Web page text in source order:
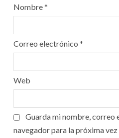
Nombre*
Correo electrónico *
Web
Guarda mi nombre, correo
navegador para la próxima vez